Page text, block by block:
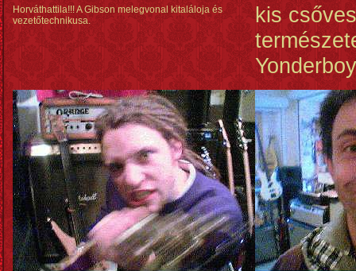
Horváthattila!!! A Gibson melegvonal kitaláloja és
vezetőtechnikusa.
kis
Yonderboy